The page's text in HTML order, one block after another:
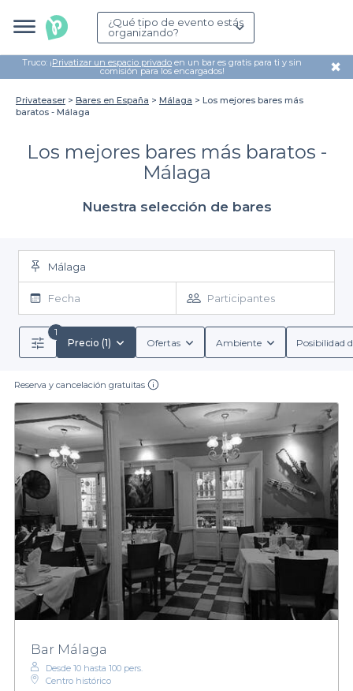
¿Qué tipo de evento estás
organizando?
Truco: ¡Privatizar un espacio privado en un bar es gratis para ti y sin
comisión para los encargados! ✖
Privateaser Bares en España Málaga
Los mejores bares más
baratos - Málaga
Los mejores bares más baratos -
Málaga
Nuestra selección de bares
Málaga
Fecha Participantes
1
Precio (1)
Ofertas Ambiente Posibilidad
Reserva y cancelación gratuitas
Bar Málaga
Desde 10 hasta 100 pers.
Centro histórico